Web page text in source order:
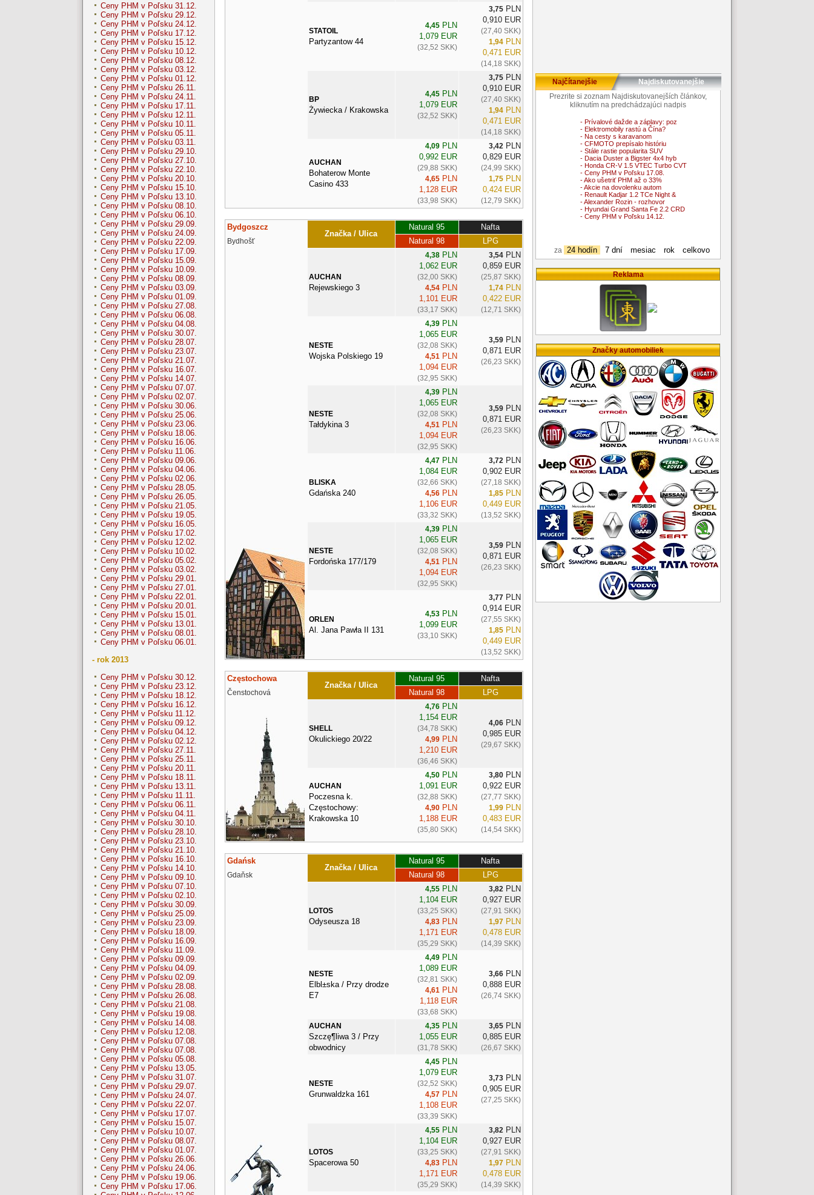
Ceny PHM v Poľsku 31.12.
Ceny PHM v Poľsku 29.12.
Ceny PHM v Poľsku 24.12.
Ceny PHM v Poľsku 17.12.
Ceny PHM v Poľsku 15.12.
Ceny PHM v Poľsku 10.12.
Ceny PHM v Poľsku 08.12.
Ceny PHM v Poľsku 03.12.
Ceny PHM v Poľsku 01.12.
Ceny PHM v Poľsku 26.11.
Ceny PHM v Poľsku 24.11.
Ceny PHM v Poľsku 17.11.
Ceny PHM v Poľsku 12.11.
Ceny PHM v Poľsku 10.11.
Ceny PHM v Poľsku 05.11.
Ceny PHM v Poľsku 03.11.
Ceny PHM v Poľsku 29.10.
Ceny PHM v Poľsku 27.10.
Ceny PHM v Poľsku 22.10.
Ceny PHM v Poľsku 20.10.
Ceny PHM v Poľsku 15.10.
Ceny PHM v Poľsku 13.10.
Ceny PHM v Poľsku 08.10.
Ceny PHM v Poľsku 06.10.
Ceny PHM v Poľsku 29.09.
Ceny PHM v Poľsku 24.09.
Ceny PHM v Poľsku 22.09.
Ceny PHM v Poľsku 17.09.
Ceny PHM v Poľsku 15.09.
Ceny PHM v Poľsku 10.09.
Ceny PHM v Poľsku 08.09.
Ceny PHM v Poľsku 03.09.
Ceny PHM v Poľsku 01.09.
Ceny PHM v Poľsku 27.08.
Ceny PHM v Poľsku 06.08.
Ceny PHM v Poľsku 04.08.
Ceny PHM v Poľsku 30.07.
Ceny PHM v Poľsku 28.07.
Ceny PHM v Poľsku 23.07.
Ceny PHM v Poľsku 21.07.
Ceny PHM v Poľsku 16.07.
Ceny PHM v Poľsku 14.07.
Ceny PHM v Poľsku 07.07.
Ceny PHM v Poľsku 02.07.
Ceny PHM v Poľsku 30.06.
Ceny PHM v Poľsku 25.06.
Ceny PHM v Poľsku 23.06.
Ceny PHM v Poľsku 18.06.
Ceny PHM v Poľsku 16.06.
Ceny PHM v Poľsku 11.06.
Ceny PHM v Poľsku 09.06.
Ceny PHM v Poľsku 04.06.
Ceny PHM v Poľsku 02.06.
Ceny PHM v Poľsku 28.05.
Ceny PHM v Poľsku 26.05.
Ceny PHM v Poľsku 21.05.
Ceny PHM v Poľsku 19.05.
Ceny PHM v Poľsku 16.05.
Ceny PHM v Poľsku 17.02.
Ceny PHM v Poľsku 12.02.
Ceny PHM v Poľsku 10.02.
Ceny PHM v Poľsku 05.02.
Ceny PHM v Poľsku 03.02.
Ceny PHM v Poľsku 29.01.
Ceny PHM v Poľsku 27.01.
Ceny PHM v Poľsku 22.01.
Ceny PHM v Poľsku 20.01.
Ceny PHM v Poľsku 15.01.
Ceny PHM v Poľsku 13.01.
Ceny PHM v Poľsku 08.01.
Ceny PHM v Poľsku 06.01.
- rok 2013
Ceny PHM v Poľsku 30.12.
Ceny PHM v Poľsku 23.12.
Ceny PHM v Poľsku 18.12.
Ceny PHM v Poľsku 16.12.
Ceny PHM v Poľsku 11.12.
Ceny PHM v Poľsku 09.12.
Ceny PHM v Poľsku 04.12.
Ceny PHM v Poľsku 02.12.
Ceny PHM v Poľsku 27.11.
Ceny PHM v Poľsku 25.11.
Ceny PHM v Poľsku 20.11.
Ceny PHM v Poľsku 18.11.
Ceny PHM v Poľsku 13.11.
Ceny PHM v Poľsku 11.11.
Ceny PHM v Poľsku 06.11.
Ceny PHM v Poľsku 04.11.
Ceny PHM v Poľsku 30.10.
Ceny PHM v Poľsku 28.10.
Ceny PHM v Poľsku 23.10.
Ceny PHM v Poľsku 21.10.
Ceny PHM v Poľsku 16.10.
Ceny PHM v Poľsku 14.10.
Ceny PHM v Poľsku 09.10.
Ceny PHM v Poľsku 07.10.
Ceny PHM v Poľsku 02.10.
Ceny PHM v Poľsku 30.09.
Ceny PHM v Poľsku 25.09.
Ceny PHM v Poľsku 23.09.
Ceny PHM v Poľsku 18.09.
Ceny PHM v Poľsku 16.09.
Ceny PHM v Poľsku 11.09.
Ceny PHM v Poľsku 09.09.
Ceny PHM v Poľsku 04.09.
Ceny PHM v Poľsku 02.09.
Ceny PHM v Poľsku 28.08.
Ceny PHM v Poľsku 26.08.
Ceny PHM v Poľsku 21.08.
Ceny PHM v Poľsku 19.08.
Ceny PHM v Poľsku 14.08.
Ceny PHM v Poľsku 12.08.
Ceny PHM v Poľsku 07.08.
Ceny PHM v Poľsku 07.08.
Ceny PHM v Poľsku 05.08.
Ceny PHM v Poľsku 13.05.
Ceny PHM v Poľsku 31.07.
Ceny PHM v Poľsku 29.07.
Ceny PHM v Poľsku 24.07.
Ceny PHM v Poľsku 22.07.
Ceny PHM v Poľsku 17.07.
Ceny PHM v Poľsku 15.07.
Ceny PHM v Poľsku 10.07.
Ceny PHM v Poľsku 08.07.
Ceny PHM v Poľsku 01.07.
Ceny PHM v Poľsku 26.06.
Ceny PHM v Poľsku 24.06.
Ceny PHM v Poľsku 19.06.
Ceny PHM v Poľsku 17.06.
STATOIL
Partyzantow 44
4,45PLN
1,079 EUR
(32,52 SKK)
3,75PLN
0,910 EUR
(27,40 SKK)
1,94PLN
0,471 EUR
(14,18 SKK)
BP
Żywiecka / Krakowska
4,45PLN
1,079 EUR
(32,52 SKK)
3,75PLN
0,910 EUR
(27,40 SKK)
1,94PLN
0,471 EUR
(14,18 SKK)
AUCHAN
Bohaterow Monte
Casino 433
4,09PLN
0,992 EUR
(29,88 SKK)
4,65PLN
1,128 EUR
(33,98 SKK)
3,42 PLN
0,829 EUR
(24,99 SKK)
1,75PLN
0,424 EUR
(12,79 SKK)
Bydgoszcz
Značka / Ulica
Natural 95 Nafta
Bydhošť Natural 98 LPG
AUCHAN
Rejewskiego 3
4,38PLN
1,062 EUR
(32,00 SKK)
4,54PLN
1,101 EUR
(33,17 SKK)
3,54PLN
0,859 EUR
(25,87 SKK)
1,74PLN
0,422 EUR
(12,71 SKK)
NESTE
Wojska Polskiego 19
4,39PLN
1,065 EUR
(32,08 SKK)
4,51 PLN
1,094 EUR
(32,95 SKK)
3,59PLN
0,871 EUR
(26,23 SKK)
NESTE
Tałdykina 3
4,39PLN
1,065 EUR
(32,08 SKK)
4,51 PLN
1,094 EUR
(32,95 SKK)
3,59PLN
0,871 EUR
(26,23 SKK)
BLISKA
Gdańska 240
4,47PLN
1,084 EUR
(32,66 SKK)
4,56PLN
1,106 EUR
(33,32 SKK)
3,72 PLN
0,902 EUR
(27,18 SKK)
1,85PLN
0,449 EUR
(13,52 SKK)
NESTE
Fordońska 177/179
4,39PLN
1,065 EUR
(32,08 SKK)
4,51 PLN
1,094 EUR
(32,95 SKK)
3,59PLN
0,871 EUR
(26,23 SKK)
ORLEN
Al. Jana Pawła II 131
4,53PLN
1,099 EUR
(33,10 SKK)
3,77PLN
0,914 EUR
(27,55 SKK)
1,85PLN
0,449 EUR
(13,52 SKK)
Częstochowa
Značka / Ulica
Natural 95 Nafta
Čenstochová Natural 98 LPG
SHELL
Okulickiego 20/22
4,76PLN
1,154 EUR
(34,78 SKK)
4,99PLN
1,210 EUR
(36,46 SKK)
4,06PLN
0,985 EUR
(29,67 SKK)
AUCHAN
Poczesna k.
Częstochowy:
Krakowska 10
4,50PLN
1,091 EUR
(32,88 SKK)
4,90PLN
1,188 EUR
(35,80 SKK)
3,80PLN
0,922 EUR
(27,77 SKK)
1,99PLN
0,483 EUR
(14,54 SKK)
Gdańsk
Značka / Ulica
Natural 95 Nafta
Gdaňsk Natural 98 LPG
LOTOS
Odyseusza 18
4,55PLN
1,104 EUR
(33,25 SKK)
4,83PLN
1,171 EUR
(35,29 SKK)
3,82 PLN
0,927 EUR
(27,91 SKK)
1,97PLN
0,478 EUR
(14,39 SKK)
NESTE
Elbl±ska / Przy drodze
E7
4,49PLN
1,089 EUR
(32,81 SKK)
4,61 PLN
1,118 EUR
(33,68 SKK)
3,66PLN
0,888 EUR
(26,74 SKK)
AUCHAN
Szczę¶liwa 3 / Przy
obwodnicy
4,35PLN
1,055 EUR
(31,78 SKK)
3,65PLN
0,885 EUR
(26,67 SKK)
NESTE
Grunwaldzka 161
4,45PLN
1,079 EUR
(32,52 SKK)
4,57PLN
1,108 EUR
(33,39 SKK)
3,73PLN
0,905 EUR
(27,25 SKK)
LOTOS
Spacerowa 50
4,55PLN
1,104 EUR
(33,25 SKK)
4,83PLN
1,171 EUR
(35,29 SKK)
3,82 PLN
0,927 EUR
(27,91 SKK)
1,97PLN
0,478 EUR
(14,39 SKK)
Najčítanejšie
Najdiskutovanejšie
Prezrite si zoznam Najdiskutovanejších článkov,
kliknutím na predchádzajúci nadpis
- Prívalové dažde a záplavy: poz
- Elektromobily rastú a Čína?
- Na cesty s karavanom
- CFMOTO prepísalo históriu
- Stále rastie popularita SUV
- Dacia Duster a Bigster 4x4 hyb
- Honda CR-V 1.5 VTEC Turbo CVT
- Ceny PHM v Poľsku 17.08.
- Ako ušetriť PHM až o 33%
- Akcie na dovolenku autom
- Renault Kadjar 1.2 TCe Night &
- Alexander Rozin - rozhovor
- Hyundai Grand Santa Fe 2.2 CRD
- Ceny PHM v Poľsku 14.12.
za 24 hodín 7 dní mesiac rok celkovo
Reklama
Značky automobiliek